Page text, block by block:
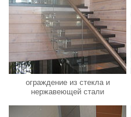
ограждение из стекла и
нержавеющей стали